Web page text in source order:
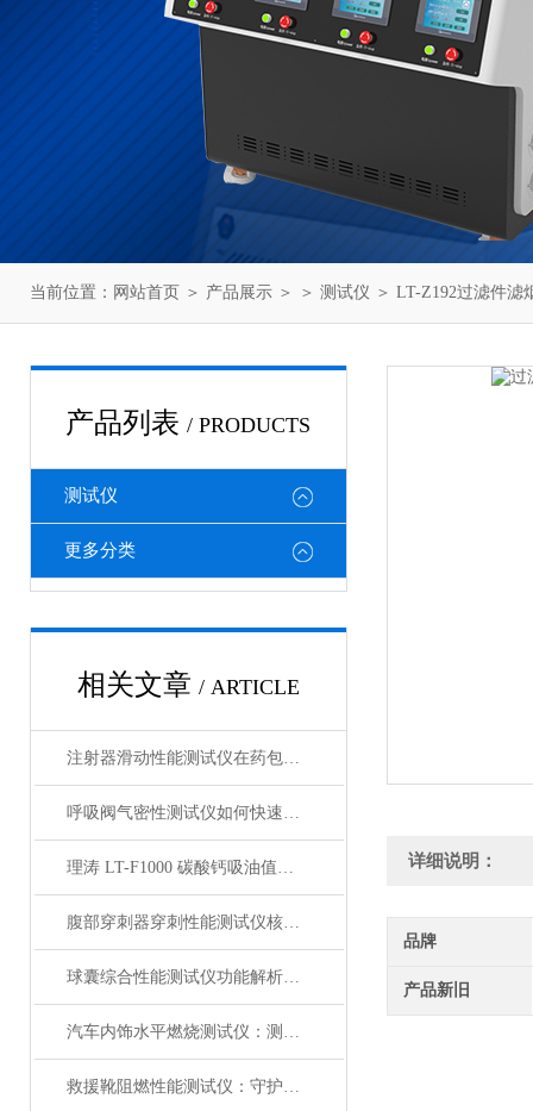
当前位置： 网站首页 ＞ 产品展示 ＞ ＞ 测试仪 ＞ LT-Z192过滤件滤
产品列表/ PRODUCTS
测试仪
更多分类
相关文章 / ARTICLE
注射器滑动性能测试仪在药包材检测中的应用
呼吸阀气密性测试仪如何快速判断呼吸阀是否失效？
理涛 LT-F1000 碳酸钙吸油值测试仪 介绍说明
腹部穿刺器穿刺性能测试仪核心测试指标：穿刺力、峰值力、穿透力解析
球囊综合性能测试仪功能解析：额定爆破压（RBP）、顺应性、疲劳强度
汽车内饰水平燃烧测试仪：测试步骤、试样制备与结果判读
救援靴阻燃性能测试仪：守护救援人员足部安全的检测装备
详细说明：
品牌
产品新旧